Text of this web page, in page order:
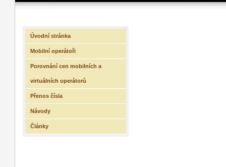
Úvodní stránka
Mobilní operátoři
Porovnání cen mobilních a
virtuálních operátorů
Přenos čísla
Návody
Články